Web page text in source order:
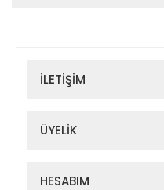
İLETİŞİM
ÜYELİK
HESABIM